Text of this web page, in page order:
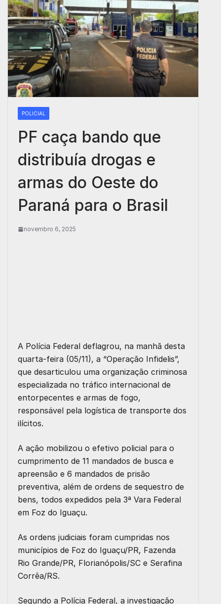
POLICIAL
PF caça bando que
distribuía drogas e
armas do Oeste do
Paraná para o Brasil
novembro 6, 2025
A Polícia Federal deflagrou, na manhã desta
quarta-feira (05/11), a “Operação Infidelis”,
que desarticulou uma organização criminosa
especializada no tráfico internacional de
entorpecentes e armas de fogo,
responsável pela logística de transporte dos
ilícitos.
A ação mobilizou o efetivo policial para o
cumprimento de 11 mandados de busca e
apreensão e 6 mandados de prisão
preventiva, além de ordens de sequestro de
bens, todos expedidos pela 3ª Vara Federal
em Foz do Iguaçu.
As ordens judiciais foram cumpridas nos
municípios de Foz do Iguaçu/PR, Fazenda
Rio Grande/PR, Florianópolis/SC e Serafina
Corrêa/RS.
Segundo a Polícia Federal, a investigação